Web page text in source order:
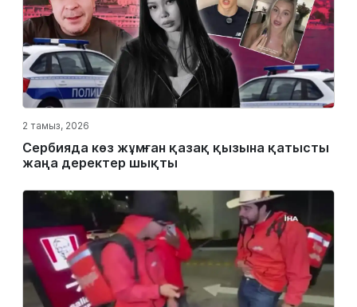
2 тамыз, 2026
Сербияда көз жұмған қазақ қызына қатысты
жаңа деректер шықты